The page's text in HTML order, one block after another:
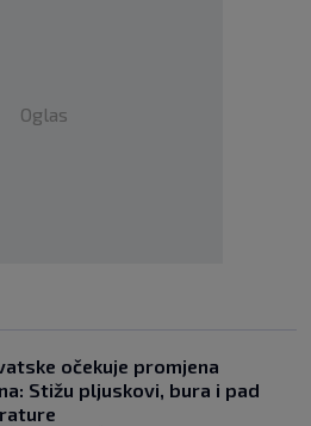
Oglas
očekuje promjena
Stižu pljuskovi, bura i pad